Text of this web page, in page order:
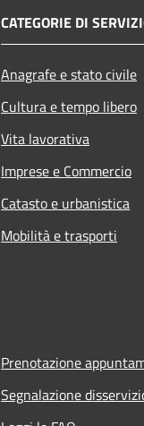
CATEGORIE DI
Anagrafe e stato civile
Cultura e tempo libero
Vita lavorativa
Imprese e Commercio
Catasto e urbanistica
Mobilità e trasporti
Prenotazione
Segnalazione